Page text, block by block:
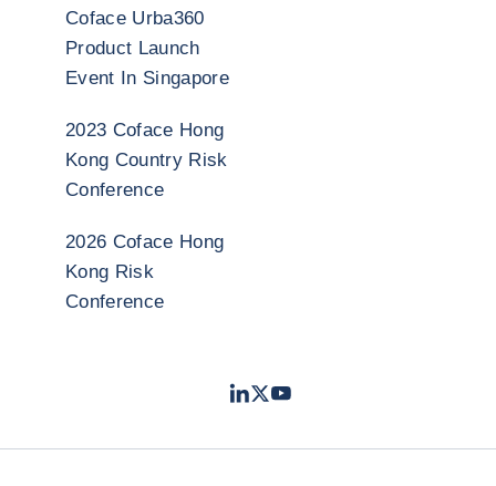
Coface Urba360
Product Launch
Event In Singapore
2023 Coface Hong
Kong Country Risk
Conference
2026 Coface Hong
Kong Risk
Conference
LinkedIn
TwitterYoutube